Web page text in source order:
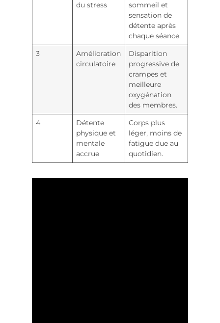
du stress
sommeil et
sensation de
détente après
chaque séance.
3
Amélioration
circulatoire
Disparition
progressive de
crampes et
meilleure
oxygénation
des membres.
4
Détente
physique et
mentale
accrue
Corps plus
léger, moins de
fatigue due au
quotidien.